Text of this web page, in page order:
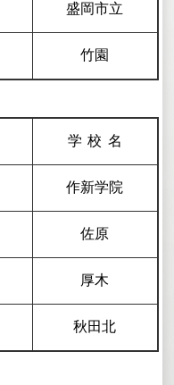
盛岡市立
竹園
学校 名
作新学院
佐原
厚木
秋田北